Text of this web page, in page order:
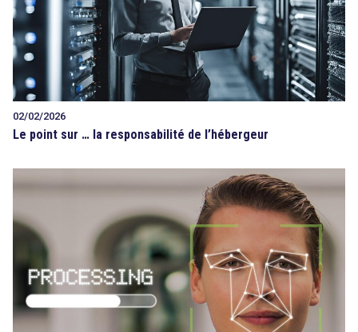
02/02/2026
Le point sur … la responsabilité de l’hébergeur